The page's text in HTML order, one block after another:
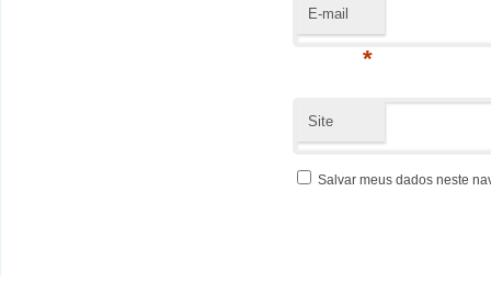
E-mail
*
Site
Salvar meus dados neste